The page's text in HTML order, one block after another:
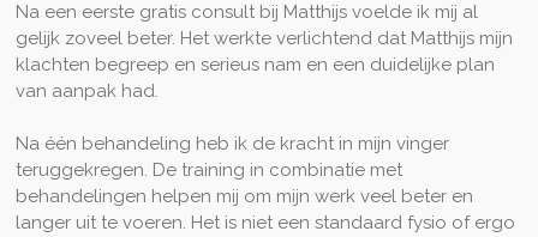
Na een eerste gratis consult bij Matthijs voelde ik mij al
gelijk zoveel beter. Het werkte verlichtend dat Matthijs mijn
klachten begreep en serieus nam en een duidelijke plan
van aanpak had.
Na één behandeling heb ik de kracht in mijn vinger
teruggekregen. De training in combinatie met
behandelingen helpen mij om mijn werk veel beter en
langer uit te voeren. Het is niet een standaard fysio of ergo